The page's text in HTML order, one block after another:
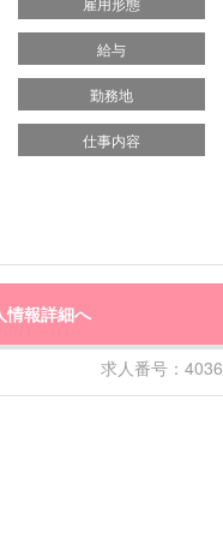
給与
勤務地
仕事内容
情報詳細へ
求人番号：